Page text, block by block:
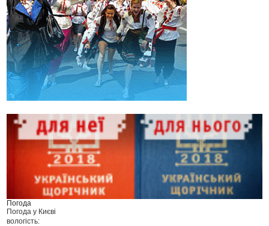
Погода
Погода у Києві
вологість: